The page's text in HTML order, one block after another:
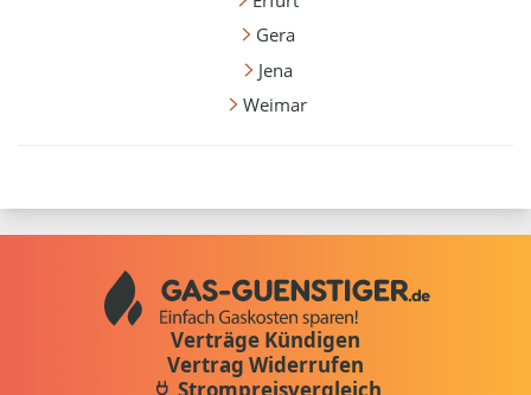
Gera
Jena
Weimar
Verträge Kündigen
Vertrag Widerrufen